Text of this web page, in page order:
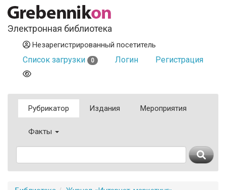
Электронная библиотека
Незарегистрированный посетитель
Список загрузки 0 Логин Регистрация
Рубрикатор Издания Мероприятия
Факты